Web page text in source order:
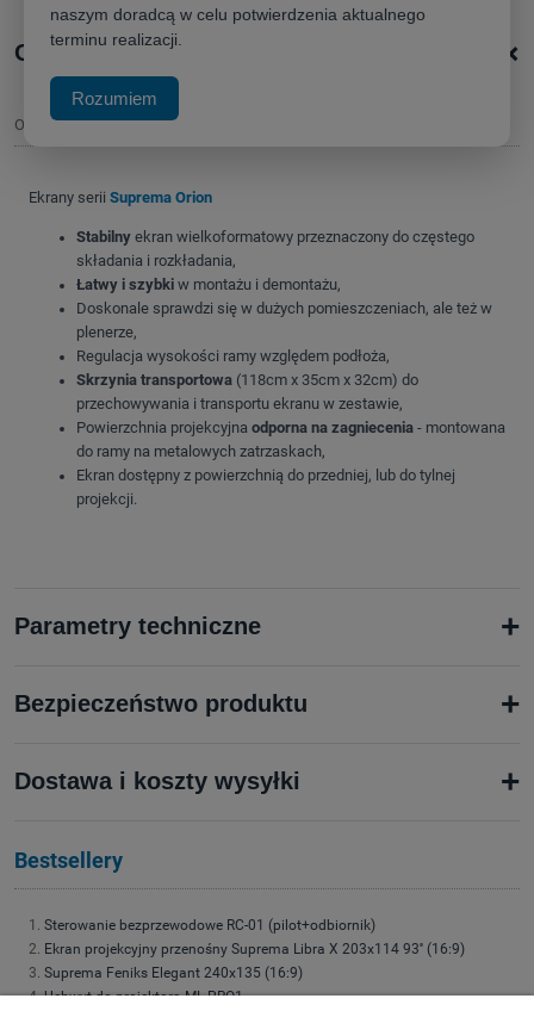
Opis produktu +
Opis
Ekrany serii Suprema Orion
Stabilny ekran wielkoformatowy przeznaczony do częstego
składania i rozkładania,
Łatwy i szybki w montażu i demontażu,
Doskonale sprawdzi się w dużych pomieszczeniach, ale też w
plenerze,
Regulacja wysokości ramy względem podłoża,
Skrzynia transportowa (118cm x 35cm x 32cm) do
przechowywania i transportu ekranu w zestawie,
Powierzchnia projekcyjna odporna na zagniecenia - montowana
do ramy na metalowych zatrzaskach,
Ekran dostępny z powierzchnią do przedniej, lub do tylnej
projekcji.
Parametry techniczne +
Bezpieczeństwo produktu +
Dostawa i koszty wysyłki +
Bestsellery
Sterowanie bezprzewodowe RC-01 (pilot+odbiornik)
Ekran projekcyjny przenośny Suprema Libra X 203x114 93'' (16:9)
Suprema Feniks Elegant 240x135 (16:9)
Uchwyt do projektora ML-PRO1
naszym doradcą w celu potwierdzenia aktualnego
terminu realizacji.
Rozumiem